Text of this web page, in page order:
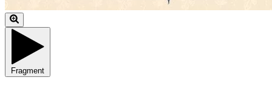
Fragment